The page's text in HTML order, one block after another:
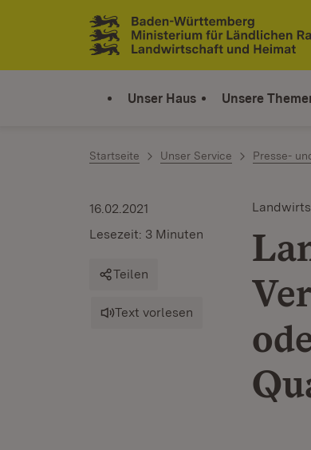
Zum Inhalt springen
Link zur Startseite
Unser Haus Unsere
Startseite Unser Service Presse-
16.02.2021
Lesezeit: 3 Minuten
Teilen
Text vorlesen